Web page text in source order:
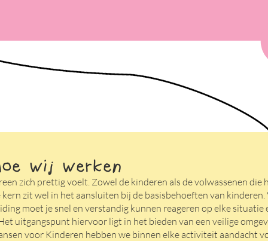
wij werken
zich prettig voelt. Zowel de kinderen als de volwassenen die
zit wel in het aansluiten bij de basisbehoeften van
moet je snel en verstandig kunnen reageren op elke situatie
uitgangspunt hiervoor ligt in het bieden van een veilige
voor Kinderen hebben we binnen elke activiteit aandacht